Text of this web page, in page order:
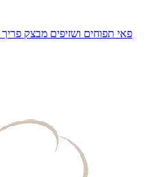
פאי תפוחים ושזיפים מבצק